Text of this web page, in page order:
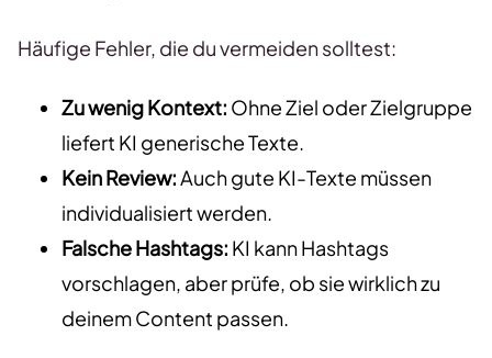
Häufige Fehler, die du vermeiden solltest:
Zu wenig Kontext: Ohne Ziel oder Zielgruppe
liefert KI generische Texte.
Kein Review:Auch gute KI-Texte müssen
individualisiert werden.
Falsche Hashtags: KI kann Hashtags
vorschlagen, aber prüfe, ob sie wirklich zu
deinem Content passen.